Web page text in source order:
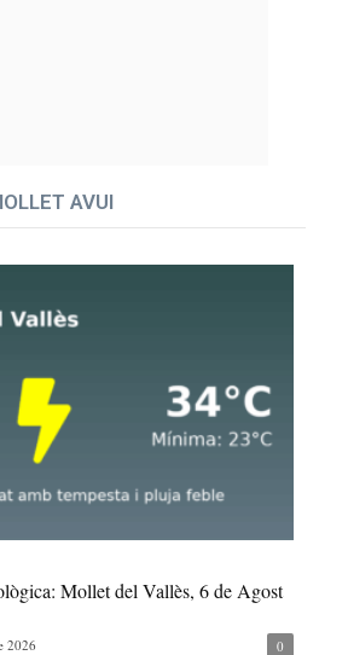
AVUI
Mollet del Vallès, 6 de Agost
2026 0